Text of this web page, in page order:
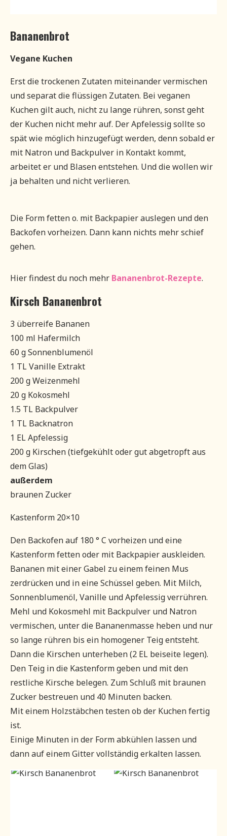
Bananenbrot
Vegane Kuchen
Erst die trockenen Zutaten miteinander vermischen
und separat die flüssigen Zutaten. Bei veganen
Kuchen gilt auch, nicht zu lange rühren, sonst geht
der Kuchen nicht mehr auf. Der Apfelessig sollte so
spät wie möglich hinzugefügt werden, denn sobald er
mit Natron und Backpulver in Kontakt kommt,
arbeitet er und Blasen entstehen. Und die wollen wir
ja behalten und nicht verlieren.
Die Form fetten o. mit Backpapier auslegen und den
Backofen vorheizen. Dann kann nichts mehr schief
gehen.
Hier findest du noch mehr Bananenbrot-Rezepte.
Kirsch Bananenbrot
3 überreife Bananen
100 ml Hafermilch
60 g Sonnenblumenöl
1 TL Vanille Extrakt
200 g Weizenmehl
20 g Kokosmehl
1.5 TL Backpulver
1 TL Backnatron
1 EL Apfelessig
200 g Kirschen (tiefgekühlt oder gut abgetropft aus
dem Glas)
außerdem
braunen Zucker
Kastenform 20×10
Den Backofen auf 180 ° C vorheizen und eine
Kastenform fetten oder mit Backpapier auskleiden.
Bananen mit einer Gabel zu einem feinen Mus
zerdrücken und in eine Schüssel geben. Mit Milch,
Sonnenblumenöl, Vanille und Apfelessig verrühren.
Mehl und Kokosmehl mit Backpulver und Natron
vermischen, unter die Bananenmasse heben und nur
so lange rühren bis ein homogener Teig entsteht.
Dann die Kirschen unterheben (2 EL beiseite legen).
Den Teig in die Kastenform geben und mit den
restliche Kirsche belegen. Zum Schluß mit braunen
Zucker bestreuen und 40 Minuten backen.
Mit einem Holzstäbchen testen ob der Kuchen fertig
ist.
Einige Minuten in der Form abkühlen lassen und
dann auf einem Gitter vollständig erkalten lassen.